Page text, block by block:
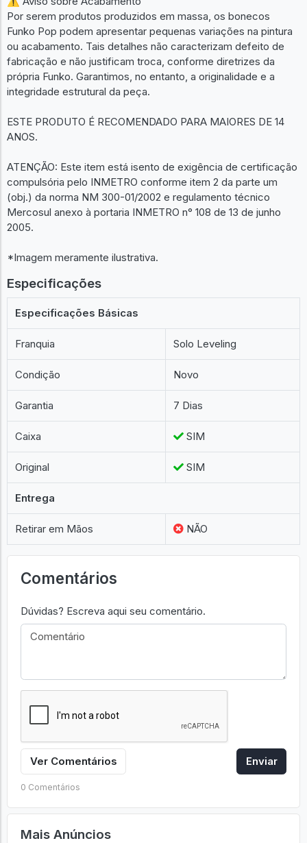
Por serem produtos produzidos em massa, os bonecos
Funko Pop podem apresentar pequenas variações na pintura
ou acabamento. Tais detalhes não caracterizam defeito de
fabricação e não justificam troca, conforme diretrizes da
própria Funko. Garantimos, no entanto, a originalidade e a
integridade estrutural da peça.
ESTE PRODUTO É RECOMENDADO PARA MAIORES DE 14
ANOS.
ATENÇÃO: Este item está isento de exigência de certificação
compulsória pelo INMETRO conforme item 2 da parte um
(obj.) da norma NM 300-01/2002 e regulamento técnico
Mercosul anexo à portaria INMETRO n° 108 de 13 de junho
2005.
*Imagem meramente ilustrativa.
Especificações
Especificações Básicas
Franquia Solo Leveling
Condição Novo
Garantia 7 Dias
Caixa SIM
Original SIM
Entrega
Retirar em Mãos NÃO
Comentários
Dúvidas? Escreva aqui seu comentário.
Ver Comentários Enviar
0 Comentários
Mais Anúncios